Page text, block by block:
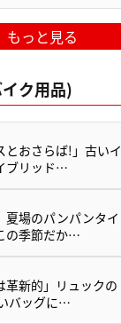
もっと見る
ク用品)
とおさらば!」古いイ
ブリッド…
夏場のパンパンタイ
の季節だか…
革新的」リュックの
バッグに…